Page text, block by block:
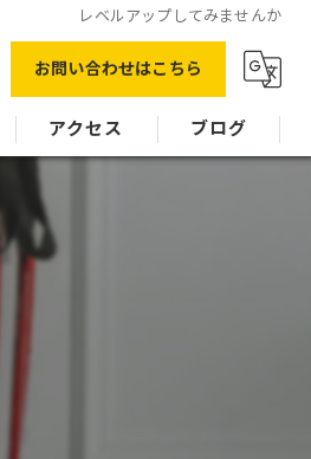
レベルアップしてみませんか
お問い合わせはこちら
アクセス ブログ